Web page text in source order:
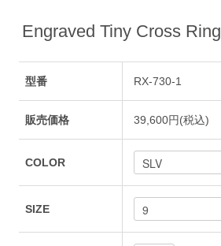
Engraved Tiny Cross Ring
型番 RX-730-1
販売価格 39,600円(税込)
COLOR
SIZE